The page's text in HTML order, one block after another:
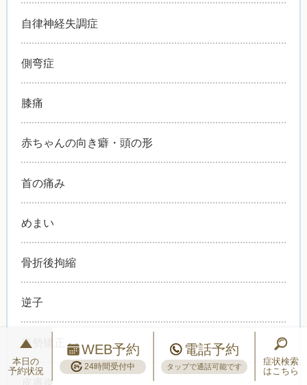
自律神経失調症
側弯症
膝痛
赤ちゃんの向き癖・頭の形
首の痛み
めまい
骨折後拘縮
逆子
姿勢矯正
皮膚炎
本日の
予約状況
WEB予約
24時間受付中
電話予約
タップで通話可能です
症状検索
はこちら